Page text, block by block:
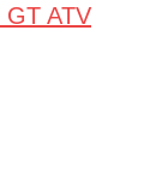
ATV